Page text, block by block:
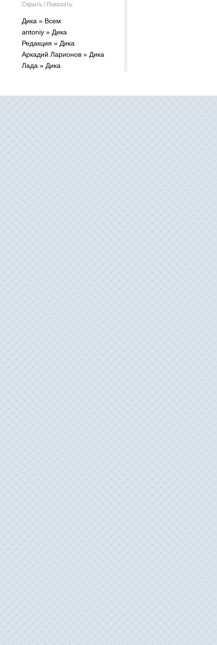
Скрыть / Показать
Дика » Всем
antoniy » Дика
Редакция » Дика
Аркадий Ларионов » Дика
Лада » Дика